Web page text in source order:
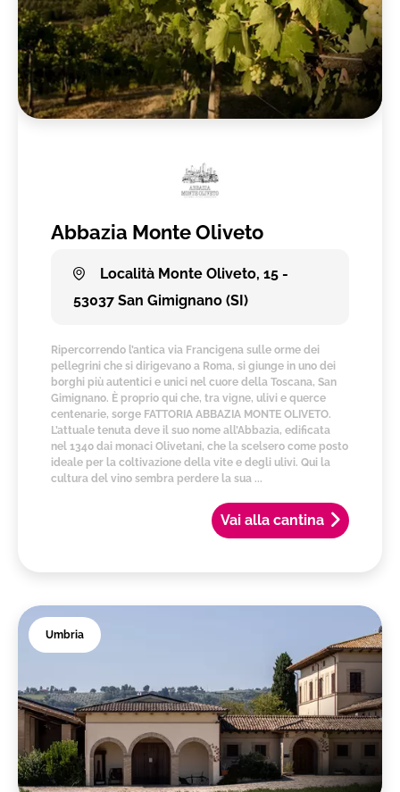
Abbazia Monte Oliveto
Località Monte Oliveto, 15 -
53037 San Gimignano (SI)
Vai alla cantina
Ripercorrendo l’antica via Francigena sulle orme dei
pellegrini che si dirigevano a Roma, si giunge in uno dei
borghi più autentici e unici nel cuore della Toscana, San
Gimignano. È proprio qui che, tra vigne, ulivi e querce
centenarie, sorge FATTORIA ABBAZIA MONTE OLIVETO.
L’attuale tenuta deve il suo nome all’Abbazia, edificata
nel 1340 dai monaci Olivetani, che la scelsero come posto
ideale per la coltivazione della vite e degli ulivi. Qui la
cultura del vino sembra perdere la sua ...
Umbria